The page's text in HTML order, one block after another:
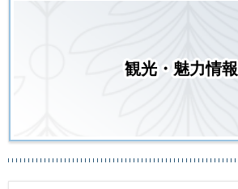
観光・魅力情報